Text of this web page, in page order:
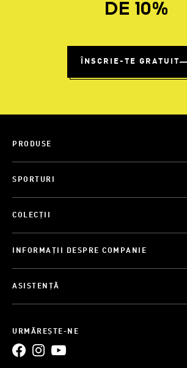
DE 10%
ÎNSCRIE-TE GRATUIT
PRODUSE
SPORTURI
COLECȚII
INFORMAȚII DESPRE COMPANIE
ASISTENȚĂ
URMĂREȘTE-NE